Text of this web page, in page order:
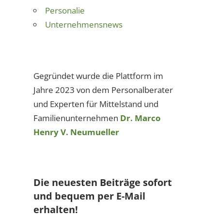
Personalie
Unternehmensnews
Gegründet wurde die Plattform im
Jahre 2023 von dem Personalberater
und Experten für Mittelstand und
Familienunternehmen Dr. Marco
Henry V. Neumueller
Die neuesten Beiträge sofort
und bequem per E-Mail
erhalten!